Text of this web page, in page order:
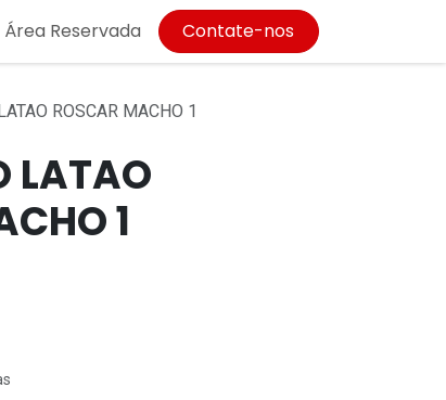
Área Reservada Contate-nos
ROSCAR MACHO 1
LATAO
1